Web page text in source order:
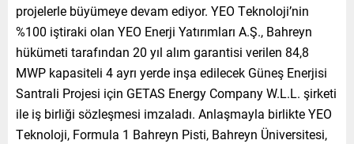
projelerle büyümeye devam ediyor. YEO Teknoloji’nin
%100 iştiraki olan YEO Enerji Yatırımları A.Ş., Bahreyn
hükümeti tarafından 20 yıl alım garantisi verilen 84,8
MWP kapasiteli 4 ayrı yerde inşa edilecek Güneş Enerjisi
Santrali Projesi için GETAS Energy Company W.L.L. şirketi
ile iş birliği sözleşmesi imzaladı. Anlaşmayla birlikte YEO
Teknoloji, Formula 1 Bahreyn Pisti, Bahreyn Üniversitesi,